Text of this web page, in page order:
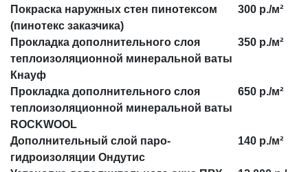
Покраска наружных стен пинотексом
(пинотекс заказчика)
300 р./м²
Прокладка дополнительного слоя
теплоизоляционной минеральной ваты
Кнауф
350 р./м²
Прокладка дополнительного слоя
теплоизоляционной минеральной ваты
ROCKWOOL
650 р./м²
Дополнительный слой паро-
гидроизоляции Ондутис
140 р./м²